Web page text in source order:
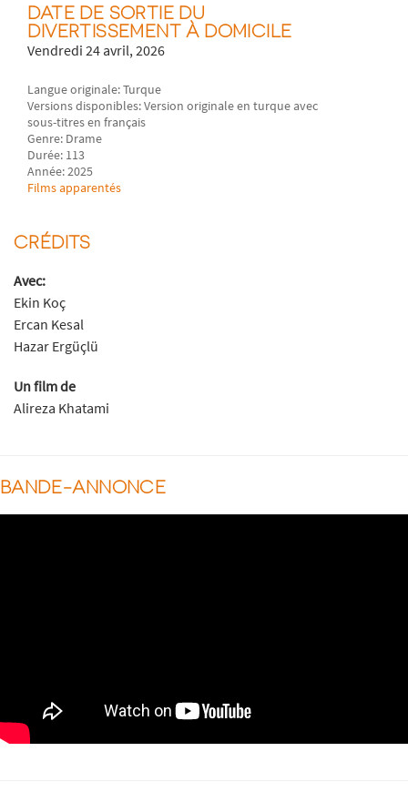
DATE DE SORTIE DU
DIVERTISSEMENT À DOMICILE
Vendredi 24 avril, 2026
Langue originale: Turque
Versions disponibles: Version originale en turque avec
sous-titres en français
Genre: Drame
Durée: 113
Année: 2025
Films apparentés
CRÉDITS
Avec:
Ekin Koç
Ercan Kesal
Hazar Ergüçlü
Un film de
Alireza Khatami
BANDE-ANNONCE